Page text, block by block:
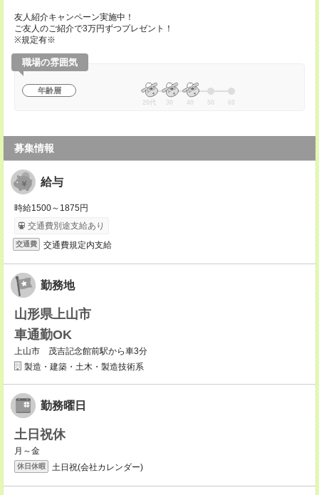
友人紹介キャンペーン実施中！
ご友人のご紹介で3万円ずつプレゼント！
※規定有※
職場の雰囲気
年齢層
20代 30 40 50 60
募集情報
給与
時給1500～1875円
交通費別途支給あり
交通費 交通費規定内支給
勤務地
山形県上山市
車通勤OK
上山市 茂吉記念館前駅から車3分
製造・建築・土木・製造技術系
勤務曜日
土日祝休
月～金
休日休暇 土日祝(会社カレンダー)